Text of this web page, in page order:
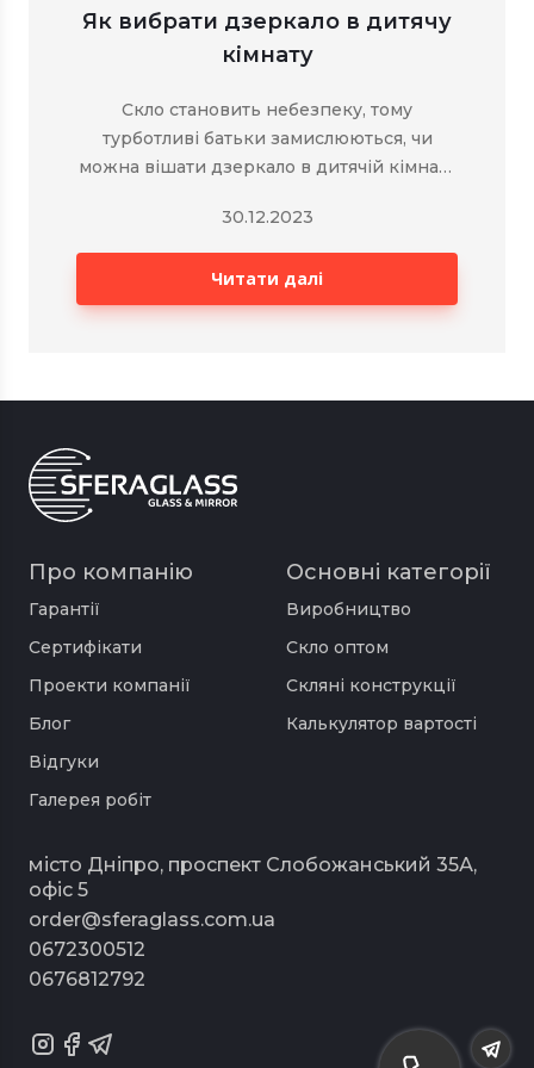
Як вибрати дзеркало в дитячу
кімнату
Скло становить небезпеку, тому
турботливі батьки замислюються, чи
можна вішати дзеркало в дитячій кімнаті,
час рухливої гри, може завдати собі
шкоди.&nbsp;
30.12.2023
Читати далі
Про компанію
Гарантії
Сертифікати
Проекти компанії
Блог
Відгуки
Галерея робіт
Основні категорії
Виробництво
Скло оптом
Скляні конструкції
Калькулятор вартості
місто Дніпро, проспект Слобожанський 35А,
офіс 5
order@sferaglass.com.ua
0672300512
0676812792